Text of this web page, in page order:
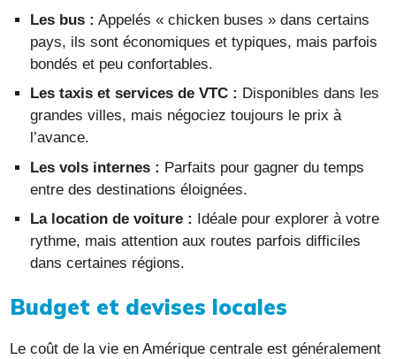
Les bus : Appelés « chicken buses » dans certains
pays, ils sont économiques et typiques, mais parfois
bondés et peu confortables.
Les taxis et services de VTC : Disponibles dans les
grandes villes, mais négociez toujours le prix à
l’avance.
Les vols internes : Parfaits pour gagner du temps
entre des destinations éloignées.
La location de voiture : Idéale pour explorer à votre
rythme, mais attention aux routes parfois difficiles
dans certaines régions.
Budget et devises locales
Le coût de la vie en Amérique centrale est généralement